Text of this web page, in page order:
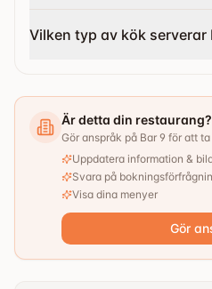
Vilken typ av kök serverar
Är detta din restaurang?
Gör anspråk på Bar 9 för att
Uppdatera information &
Svara på
Visa dina menyer
Gör